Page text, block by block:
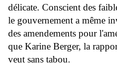
délicate. Conscient des
le gouvernement a même
des amendements pour
que Karine Berger, la
veut sans tabou.